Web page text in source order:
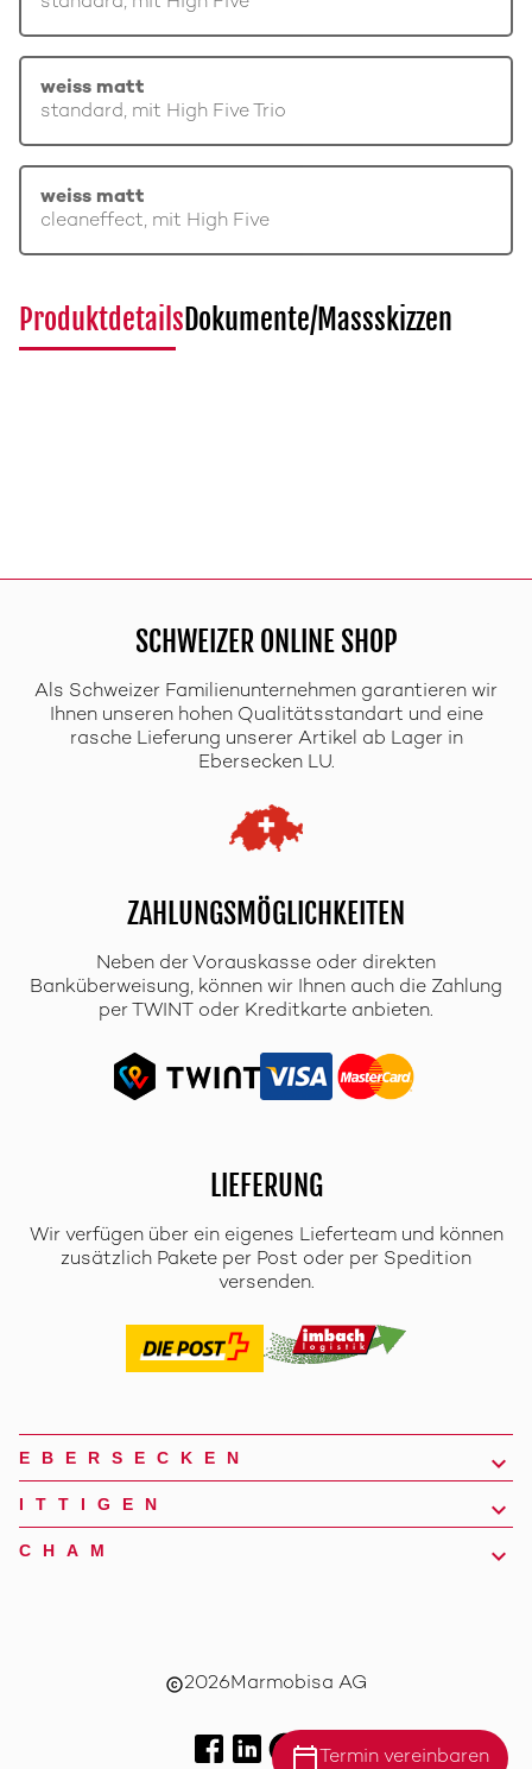
weiss matt
standard, mit High Five Trio
weiss matt
cleaneffect, mit High Five
ProduktdetailsDokumente/Massskizzen
SCHWEIZER ONLINE SHOP
Als Schweizer Familienunternehmen garantieren wir
Ihnen unseren hohen Qualitätsstandart und eine
rasche Lieferung unserer Artikel ab Lager in
Ebersecken LU.
ZAHLUNGSMÖGLICHKEITEN
Neben der Vorauskasse oder direkten
Banküberweisung, können wir Ihnen auch die Zahlung
per TWINT oder Kreditkarte anbieten.
LIEFERUNG
Wir verfügen über ein eigenes Lieferteam und können
zusätzlich Pakete per Post oder per Spedition
versenden.
calendar_today Termin vereinbaren
EBERSECKEN
ITTIGEN
CHAM
copyright2026Marmobisa AG